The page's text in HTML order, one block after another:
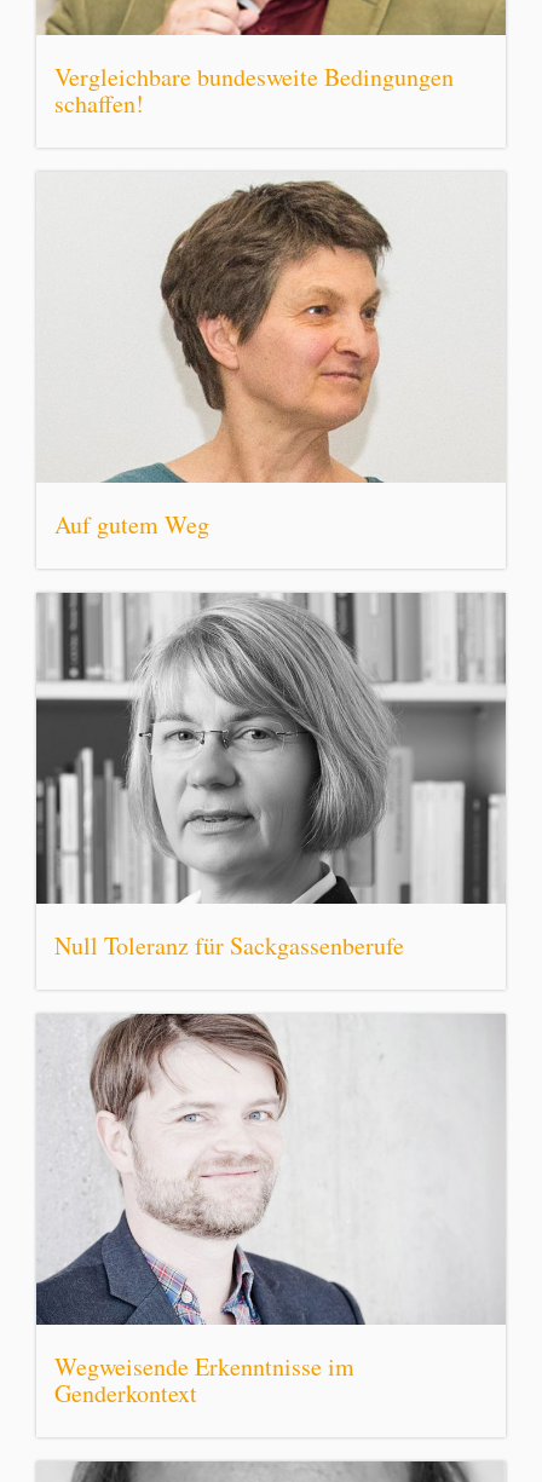
Vergleichbare bundesweite Bedingungen
schaffen!
Auf gutem Weg
Null Toleranz für Sackgassenberufe
Wegweisende Erkenntnisse im
Genderkontext